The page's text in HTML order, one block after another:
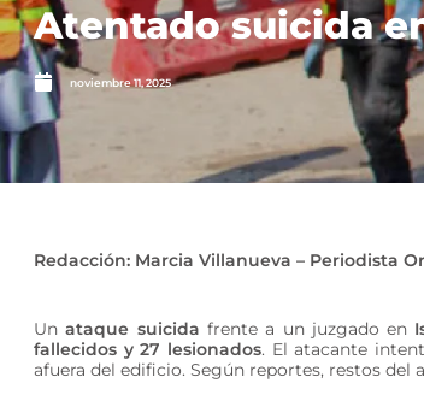
Atentado suicida
noviembre 11, 2025
Redacción: Marcia Villanueva – Periodista
Unataque suicida frente a un juzgado en
fallecidos y 27 lesionados. El atacante
afuera del edificio. Según reportes, restos del